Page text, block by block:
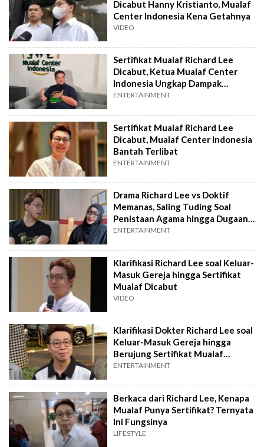
Dicabut Hanny Kristianto, Mualaf
Center Indonesia Kena Getahnya
VIDEO
Sertifikat Mualaf Richard Lee
Dicabut, Ketua Mualaf Center
Indonesia Ungkap Dampak
Seriusnya
ENTERTAINMENT
Sertifikat Mualaf Richard Lee
Dicabut, Mualaf Center Indonesia
Bantah Terlibat
ENTERTAINMENT
Drama Richard Lee vs Doktif
Memanas, Saling Tuding Soal
Penistaan Agama hingga Dugaan
TPPU Mengemuka
ENTERTAINMENT
Klarifikasi Richard Lee soal Keluar-
Masuk Gereja hingga Sertifikat
Mualaf Dicabut
VIDEO
Klarifikasi Dokter Richard Lee soal
Keluar-Masuk Gereja hingga
Berujung Sertifikat Mualaf
Dicabut
ENTERTAINMENT
Berkaca dari Richard Lee, Kenapa
Mualaf Punya Sertifikat? Ternyata
Ini Fungsinya
LIFESTYLE